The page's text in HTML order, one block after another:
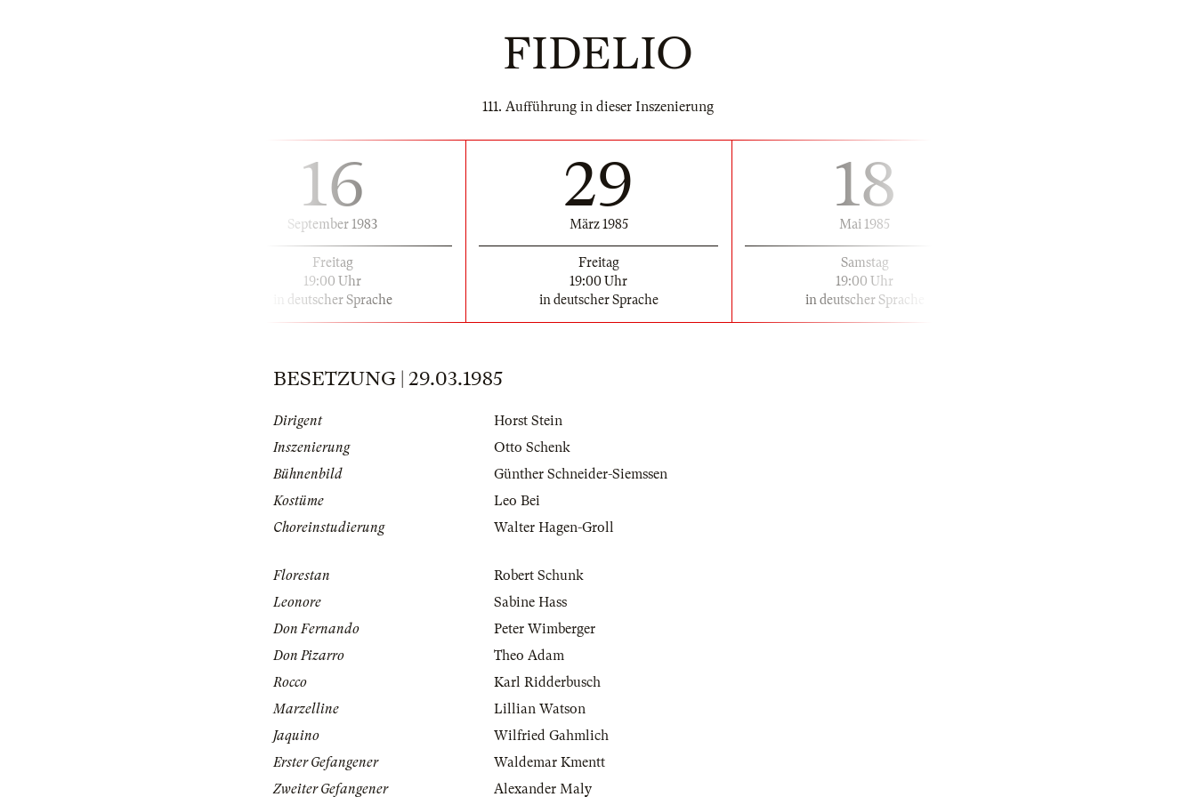
FIDELIO
111. Aufführung in dieser Inszenierung
16
September 1983
Freitag
19:00 Uhr
in deutscher Sprache
29
März 1985
Freitag
19:00 Uhr
in deutscher Sprache
18
Mai 1985
Samstag
19:00 Uhr
in deutscher Sprache
BESETZUNG | 29.03.1985
Dirigent
Horst Stein
Inszenierung
Otto Schenk
Bühnenbild
Günther Schneider-Siemssen
Kostüme
Leo Bei
Choreinstudierung
Walter Hagen-Groll
Florestan
Robert Schunk
Leonore
Sabine Hass
Don Fernando
Peter Wimberger
Don Pizarro
Theo Adam
Rocco
Karl Ridderbusch
Marzelline
Lillian Watson
Jaquino
Wilfried Gahmlich
Erster Gefangener
Waldemar Kmentt
Zweiter Gefangener
Alexander Maly